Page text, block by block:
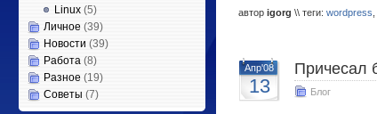
Linux (5)
Личное (39)
Новости (39)
Работа (8)
Разное (19)
Советы (7)
автор igorg \\ теги: wordpress
Апр'08
13
Причесал
Блог